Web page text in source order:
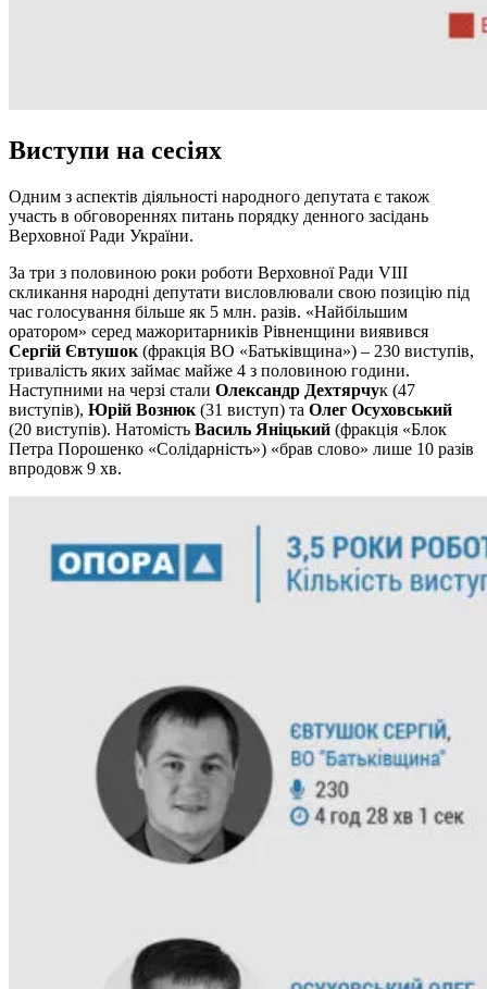
Виступи на сесіях
Одним з аспектів діяльності народного депутата є також
участь в обговореннях питань порядку денного засідань
Верховної Ради України.
За три з половиною роки роботи Верховної Ради VIII
скликання народні депутати висловлювали свою позицію під
час голосування більше як 5 млн. разів. «Найбільшим
оратором» серед мажоритарників Рівненщини виявився
Сергій Євтушок (фракція ВО «Батьківщина») – 230 виступів,
тривалість яких займає майже 4 з половиною години.
Наступними на черзі стали Олександр Дехтярчук (47
виступів), Юрій Вознюк (31 виступ) та Олег Осуховський
(20 виступів). Натомість Василь Яніцький (фракція «Блок
Петра Порошенко «Солідарність») «брав слово» лише 10 разів
впродовж 9 хв.